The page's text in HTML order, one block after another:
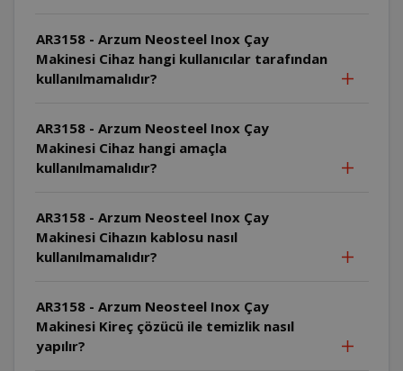
AR3158 - Arzum Neosteel Inox Çay
Makinesi Cihaz hangi kullanıcılar tarafından
kullanılmamalıdır?
AR3158 - Arzum Neosteel Inox Çay
Makinesi Cihaz hangi amaçla
kullanılmamalıdır?
AR3158 - Arzum Neosteel Inox Çay
Makinesi Cihazın kablosu nasıl
kullanılmamalıdır?
AR3158 - Arzum Neosteel Inox Çay
Makinesi Kireç çözücü ile temizlik nasıl
yapılır?